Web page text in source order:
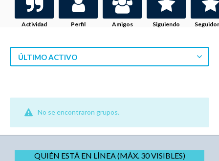
Actividad Perfil Amigos Siguiendo
ÚLTIMO ACTIVO
No se encontraron grupos.
QUIÉN ESTÁ EN LÍNEA (MÁX. 30 VISIBLES)